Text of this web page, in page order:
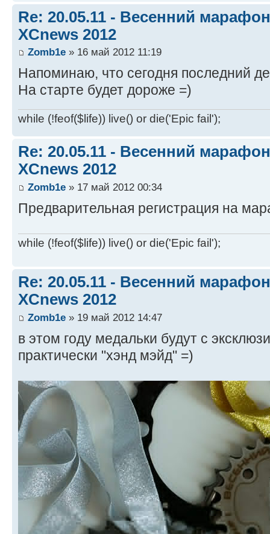
Re: 20.05.11 - Весенний
XCnews 2012
Zomb1e » 16 май 2012 11:19
Напоминаю, что сегодня последний
На старте будет дороже =)
while (!feof($life)) live() or die('Epic fail');
Re: 20.05.11 - Весенний
XCnews 2012
Zomb1e » 17 май 2012 00:34
Предварительная регистрация на
while (!feof($life)) live() or die('Epic fail');
Re: 20.05.11 - Весенний
XCnews 2012
Zomb1e » 19 май 2012 14:47
в этом году медальки будут с
практически "хэнд мэйд" =)